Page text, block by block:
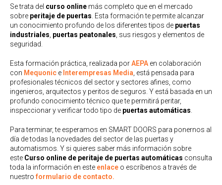
Se trata del curso online más completo que en el mercado
sobre peritaje de puertas. Esta formación te permite alcanzar
un conocimiento profundo de los diferentes tipos de puertas
industriales, puertas peatonales, sus riesgos y elementos de
seguridad.
Esta formación práctica, realizada porAEPA en colaboración
con Mequonic e Interempresas Media, está pensada para
profesionales técnicos del sector y sectores afines, como
ingenieros, arquitectos y peritos de seguros. Y está basada en un
profundo conocimiento técnico que te permitirá peritar,
inspeccionar y verificar todo tipo de puertas automáticas.
Para terminar, te esperamos en SMART DOORS para ponernos al
día de todas la novedades del sector de las puertas y
automatismos. Y si quieres saber más información sobre
este Curso online de peritaje de puertas automáticas consulta
toda la información en este enlace o escríbenos a través de
nuestroformulario de contacto.